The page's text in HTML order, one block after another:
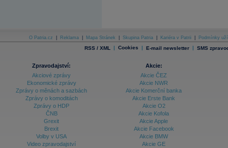
O Patria.cz Reklama Mapa Stránek Skupina Patria Kariéra v Patrii Podmínky
RSS / XML | Cookies | E-mail newsletter | SMS
Zpravodajství:
Akciové zprávy
Ekonomické zprávy
Zprávy o měnách a sazbách
Zprávy o komoditách
Zprávy o HDP
ČNB
Grexit
Brexit
Volby v USA
Video zpravodajství
Akcie:
Akcie ČEZ
Akcie NWR
Akcie Komerční banka
Akcie Erste Bank
Akcie O2
Akcie Kofola
Akcie Apple
Akcie Facebook
Akcie BMW
Akcie GE